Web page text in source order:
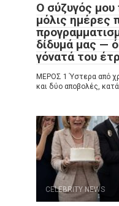
Ο σύζυγός μου
μόλις ημέρες
δίδυμά μας —
γόνατά του
ΜΕΡΟΣ 1 Ύστερα από
και δύο αποβολές,
CELEBRITY NEWS